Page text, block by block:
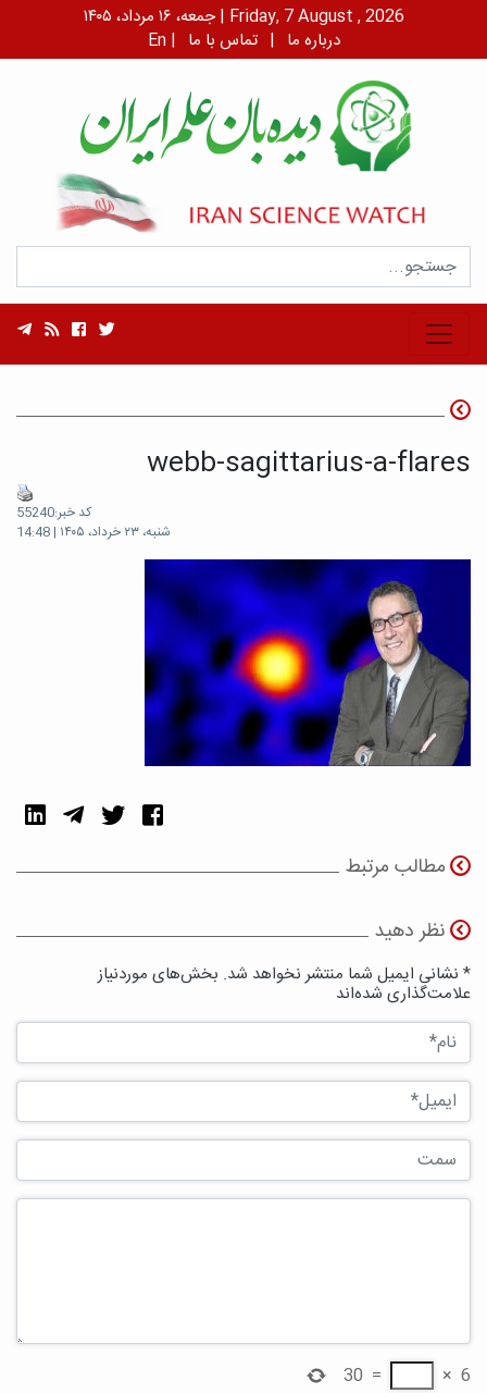
جمعه، ۱۶ مرداد، ۱۴۰۵ | Friday, 7 August , 2026
En | درباره ما | تماس با ما
webb-sagittarius-a-flares
کد خبر:55240
شنبه، ۲۳ خرداد، ۱۴۰۵ | 14:48
مطالب مرتبط
نظر دهید
* نشانی ایمیل شما منتشر نخواهد شد. بخش‌های موردنیاز
علامت‌گذاری شده‌اند
6
×
=
30